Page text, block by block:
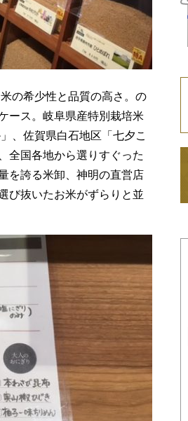
の希少性と品質の高さ。の
ース。岐阜県産特別栽培米
、佐賀県白石地区「七夕こ
全国各地から選りすぐった
を誇る米卸、神明の直営店
び抜いたお米がずらりと並